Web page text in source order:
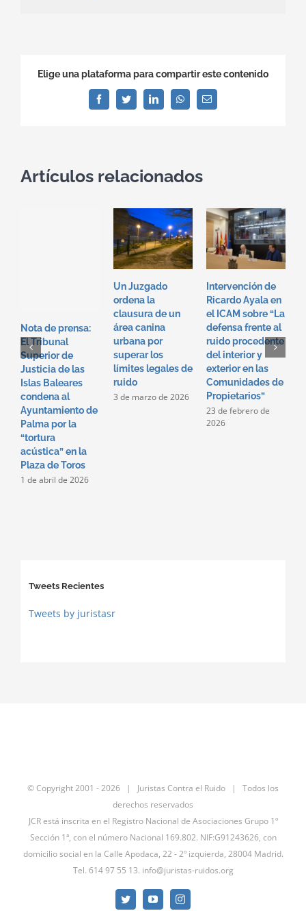
Elige una plataforma para compartir este contenido
FacebookTwitterLinkedInWhatsAppCorreo
electrónico
Artículos relacionados
Nota de prensa:
El Tribunal
Superior de
Justicia de las
Islas Baleares
condena al
Ayuntamiento de
Palma por la
“tortura
acústica” en la
Plaza de Toros
1 de abril de 2026
Un Juzgado
ordena la
clausura de un
área canina
urbana por
superar los
límites legales de
ruido
3 de marzo de 2026
Intervención de
Ricardo Ayala en
el ICAM sobre “La
defensa frente al
ruido procedente
del interior y
exterior en las
Comunidades de
Propietarios”
23 de febrero de
2026
Tweets Recientes
Tweets by juristasr
© Copyright 2001 -2026 | Juristas Contra el Ruido | Todos los
derechos reservados
JCR está inscrita en el Registro Nacional de Asociaciones Grupo 1º
Sección 1ª, con el número Nacional 169.802. NIF:G91243626, con
domicilio social en la Calle Apodaca, 22 - 2º izquierda, 28004 Madrid.
Tel. 614 97 55 13. info@juristas-ruidos.org
TwitterYouTubeInstagram